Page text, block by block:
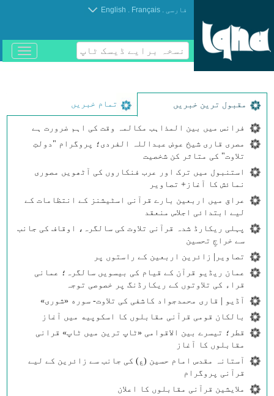
فارسی .
Français
.
English
نسخہ برایے ڈیسک ٹاپ
باز
و
مقبول ترین خبریں تمام خبریں
فرانس میں بین المذاہب مکالمہ وقت کی اہم ضرورت ہے
مصری قاری شیخ عوض عبداللہ الفردی؛ پروگرام "دولتِ
تلاوت" کی متاثر کن شخصیت
استنبول میں ترک اور عرب فنکاروں کی آٹھویں مصوری
نمائش کا آغاز+ تصاویر
عراق میں اربعین بارے قرآنی اسٹیشنز کے انتظامات کے
لیے ابتدائی اجلاس منعقد
پہلی ریکارڈ شدہ قرآنی تلاوت کی سالگرہ، اوقاف کی جانب
سے خراجِ تحسین
تصاویر| زائرین اربعین کے راستوں پر
عمان ریڈیو قرآن کے قیام کی بیسویں سالگرہ؛ عمانی
قراء کی تلاوتوں کے ریکارڈنگ پر خصوصی توجہ
آڈیو | قاری محمدجواد کاشفی کی تلاوت- سوره‌‌ «شوری»
بالکان قومی قرآنی مقابلوں کا اسکوپیه میں آغاز
قطر؛ تیسرے بین الاقوامی «ٹاپ ترین میں ٹاپ» قرانی
مقابلوں کا آغاز
آستانہ مقدس امام حسین (ع) کی جانب سے زائرین کے لیے
قرآنی پروگرام
ملایشین قرآنی مقابلوں کا اعلان